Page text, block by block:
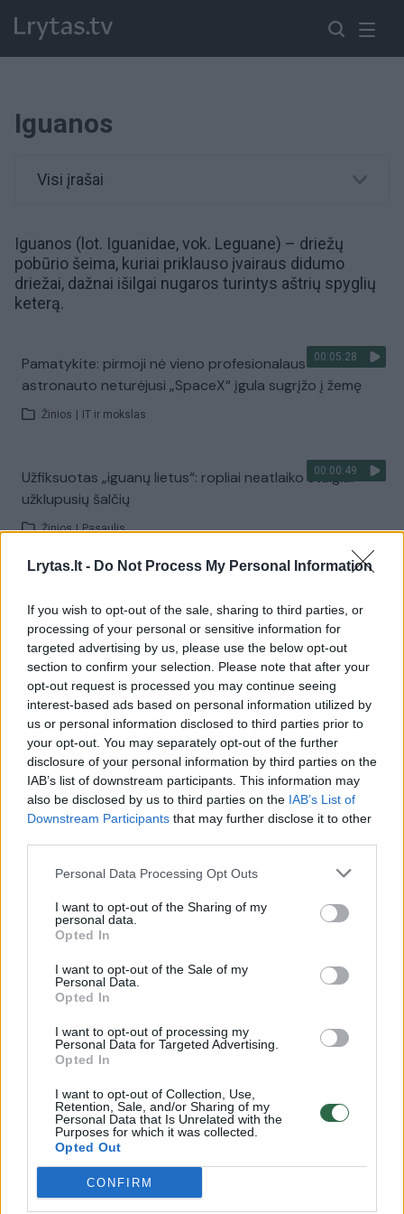
Lrytas.lt - Do Not Process My Personal Information
If you wish to opt-out of the sale, sharing to third parties, or
processing of your personal or sensitive information for
targeted advertising by us, please use the below opt-out
section to confirm your selection. Please note that after your
opt-out request is processed you may continue seeing
interest-based ads based on personal information utilized by
us or personal information disclosed to third parties prior to
your opt-out. You may separately opt-out of the further
disclosure of your personal information by third parties on the
IAB’s list of downstream participants. This information may
also be disclosed by us to third parties on the IAB’s List of
Downstream Participants that may further disclose it to other
Personal Data Processing Opt Outs
I want to opt-out of the Sharing of my
personal data.
Opted In
I want to opt-out of the Sale of my
Personal Data.
Opted In
I want to opt-out of processing my
Personal Data for Targeted Advertising.
Opted In
I want to opt-out of Collection, Use,
Retention, Sale, and/or Sharing of my
Personal Data that Is Unrelated with the
Purposes for which it was collected.
Opted Out
CONFIRM
Iguanos
Visi įrašai
Iguanos (lot. Iguanidae, vok. Leguane) – driežų
pobūrio šeima, kuriai priklauso įvairaus didumo
driežai, dažnai išilgai nugaros turintys aštrių spyglių
keterą.
00:05:28
Pamatykite: pirmoji nė vieno profesionalaus
astronauto neturėjusi „SpaceX“ įgula sugrįžo į žemę
Žinios IT ir mokslas
00:00:49
Užfiksuotas „iguanų lietus“: ropliai neatlaiko staigiai
užklupusių šalčių
Žinios | Pasaulis
pranašaujamas „iguanų lietus“
Žinios Pasaulis
Iguanų viešbučio gyventojos – Genutė, Meilutė ir
Buratinė
Žinios Augintinis
Driežų motinai krokodilas buvo tapęs sugulovu
Žinios | Lietuvos diena
Sveika moteris vos nenumirė, kai gydytojas prakiurdė
jai pilvą I
Laidos
Ministerijos pažadai iguanas auginančią moterį įstūmė į
kampą II
Kaunietė vienoje lovoje miega su iguana
Žinios | Lietuvos diena